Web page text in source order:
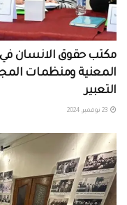
مكتب حقوق الانسان
المعنية ومنظمات
التعبير
23 نوفمبر، 2024